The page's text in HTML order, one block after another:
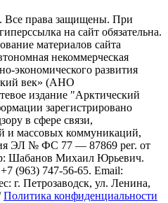
Все права защищены. При
на сайт обязательна.
материалов сайта
некоммерческая
экономического развития
век» (АНО
издание "Арктический
зарегистрировано
в сфере связи,
и массовых коммуникаций,
ЭЛ № ФС 77 — 87869 рег. от
Шабанов Михаил Юрьевич.
(963) 747-56-65. Email:
г. Петрозаводск, ул. Ленина,
Политика конфиденциальности